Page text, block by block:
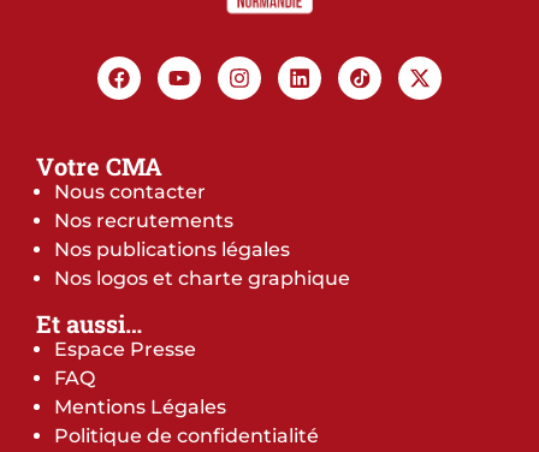
Votre CMA
Nous contacter
Nos recrutements
Nos publications légales
Nos logos et charte graphique
Et aussi…
Espace Presse
FAQ
Mentions Légales
Politique de confidentialité